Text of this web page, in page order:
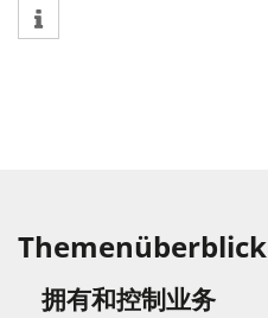
Themenüberblick
拥有和控制业务